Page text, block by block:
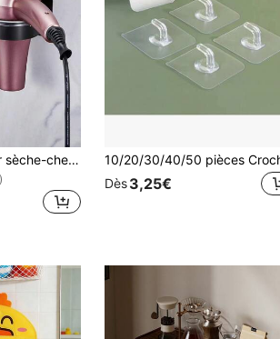
Support mural pour sèche-cheveux, étagère de rangement sans perçage pour la salle de bain pour lisseur, fer à friser, planche à repasser. Convient pour le salon et la décoration de la salle de bain
Dès3,25€